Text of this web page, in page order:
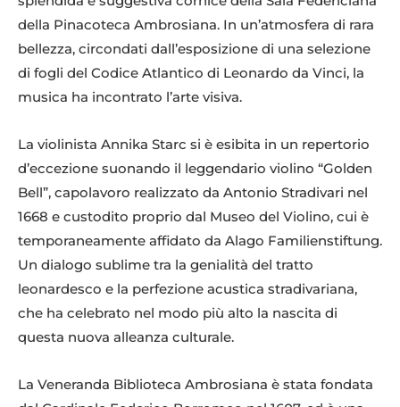
della Pinacoteca Ambrosiana. In un’atmosfera di rara
bellezza, circondati dall’esposizione di una selezione
di fogli del Codice Atlantico di Leonardo da Vinci, la
musica ha incontrato l’arte visiva.
La violinista Annika Starc si è esibita in un repertorio
d’eccezione suonando il leggendario violino “Golden
Bell”, capolavoro realizzato da Antonio Stradivari nel
1668 e custodito proprio dal Museo del Violino, cui è
temporaneamente affidato da Alago Familienstiftung.
Un dialogo sublime tra la genialità del tratto
leonardesco e la perfezione acustica stradivariana,
che ha celebrato nel modo più alto la nascita di
questa nuova alleanza culturale.
La Veneranda Biblioteca Ambrosiana è stata fondata